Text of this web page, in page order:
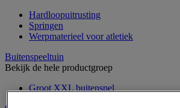
Hardloopuitrusting
Springen
Werpmaterieel voor atletiek
Buitenspeeltuin
Bekijk de hele productgroep
Groot XXL buitenspel